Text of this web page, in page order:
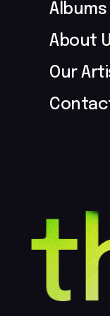
Albums
About
Our